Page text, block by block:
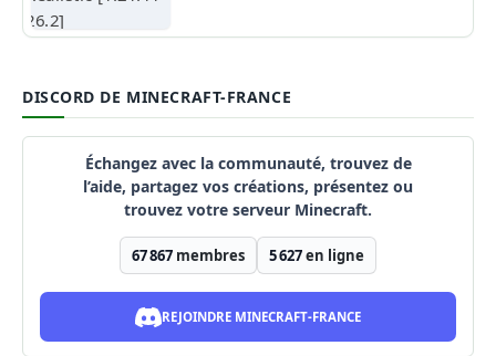
DISCORD DE MINECRAFT-FRANCE
Échangez avec la communauté, trouvez de
l’aide, partagez vos créations, présentez ou
trouvez votre serveur Minecraft.
67 867 membres 5 627en ligne
REJOINDRE MINECRAFT-FRANCE